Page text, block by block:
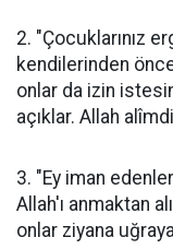
2. "Çocuklarınız
kendilerinden
onlar da izin
açıklar. Allah
3. "Ey iman
Allah'ı anmaktan
onlar ziyana